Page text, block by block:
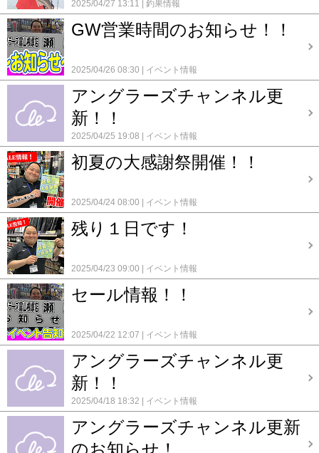
2025/04/27 13:11 釣果情報
GW営業時間のお知らせ！！
2025/04/26 08:30 イベント情報
アングラーズチャンネル更
新！！
2025/04/25 19:08 イベント情報
初夏の大感謝祭開催！！
2025/04/24 08:00 イベント情報
残り１日です！
2025/04/23 09:00 イベント情報
セール情報！！
2025/04/22 12:07 イベント情報
アングラーズチャンネル更
新！！
2025/04/18 18:32 イベント情報
アングラーズチャンネル更新
のお知らせ！